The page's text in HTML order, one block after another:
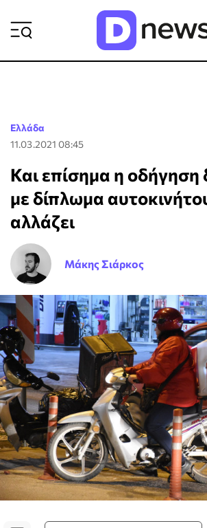
Ελλάδα
11.03.2021 08:45
Και επίσημα η οδήγηση
με δίπλωμα
αλλάζει
Μάκης Σιάρκος